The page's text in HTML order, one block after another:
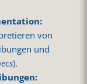
von
und
).